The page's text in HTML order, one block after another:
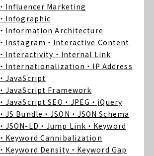
・Influencer Marketing
・Infographic
・Information Architecture
・Instagram ・Interactive Content
・Interactivity ・Internal Link
・Internationalization ・IP Address
・JavaScript
・JavaScript Framework
・JavaScript SEO ・JPEG ・jQuery
・JS Bundle ・JSON ・JSON Schema
・JSON-LD ・Jump Link ・Keyword
・Keyword Cannibalization
・Keyword Density ・Keyword Gap